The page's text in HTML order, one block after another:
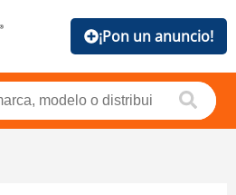
¡Pon un anuncio!